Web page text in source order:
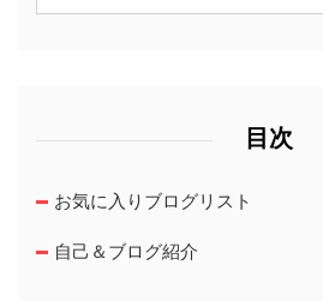
目次
お気に入りブログリスト
自己＆ブログ紹介